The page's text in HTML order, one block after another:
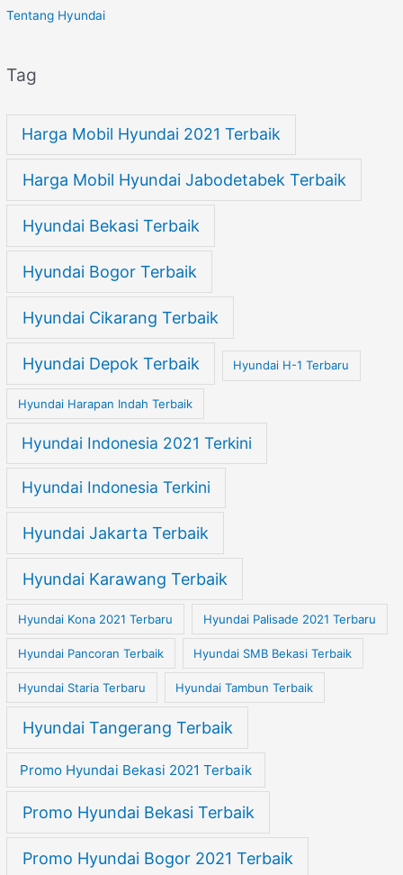
Tentang Hyundai
Tag
Harga Mobil Hyundai 2021 Terbaik
Harga Mobil Hyundai Jabodetabek Terbaik
Hyundai Bekasi Terbaik
Hyundai Bogor Terbaik
Hyundai Cikarang Terbaik
Hyundai Depok Terbaik Hyundai H-1 Terbaru
Hyundai Harapan Indah Terbaik
Hyundai Indonesia 2021 Terkini
Hyundai Indonesia Terkini
Hyundai Jakarta Terbaik
Hyundai Karawang Terbaik
Hyundai Kona 2021 Terbaru Hyundai Palisade 2021 Terbaru
Hyundai Pancoran Terbaik Hyundai SMB Bekasi Terbaik
Hyundai Staria Terbaru Hyundai Tambun Terbaik
Hyundai Tangerang Terbaik
Promo Hyundai Bekasi 2021 Terbaik
Promo Hyundai Bekasi Terbaik
Promo Hyundai Bogor 2021 Terbaik